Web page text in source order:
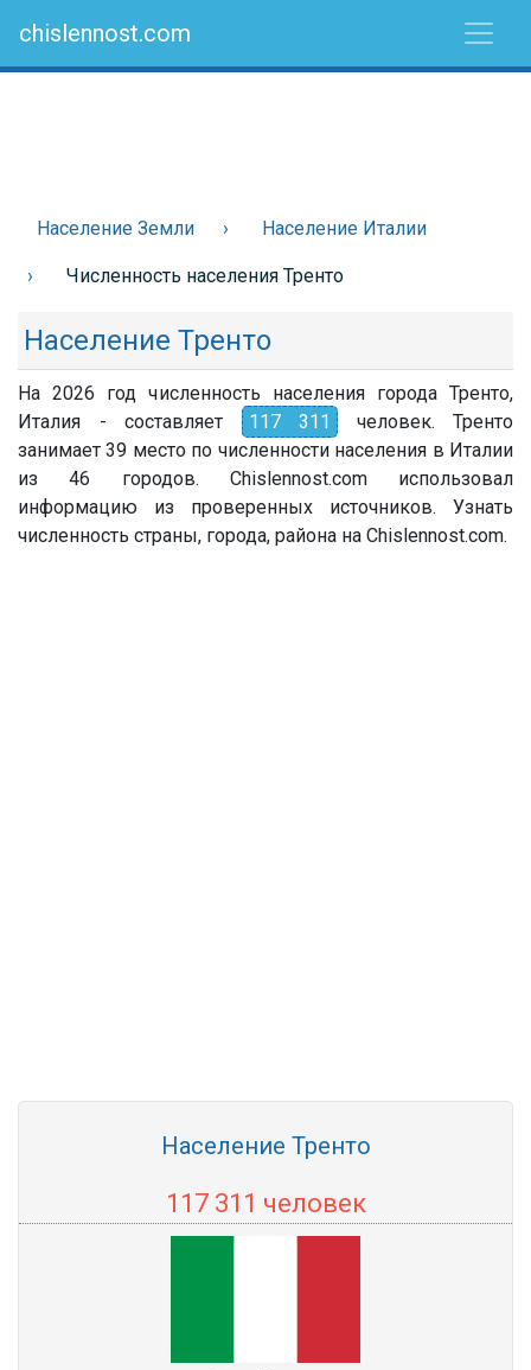
chislennost.com
Население Земли Население Италии
Численность населения Тренто
Население Тренто
На 2026 год численность населения города Тренто,
Италия - составляет
117 311
человек. Тренто
занимает 39 место по численности населения в Италии
из 46 городов. Chislennost.com использовал
информацию из проверенных источников. Узнать
численность страны, города, района на Chislennost.com.
Население Тренто
117 311 человек